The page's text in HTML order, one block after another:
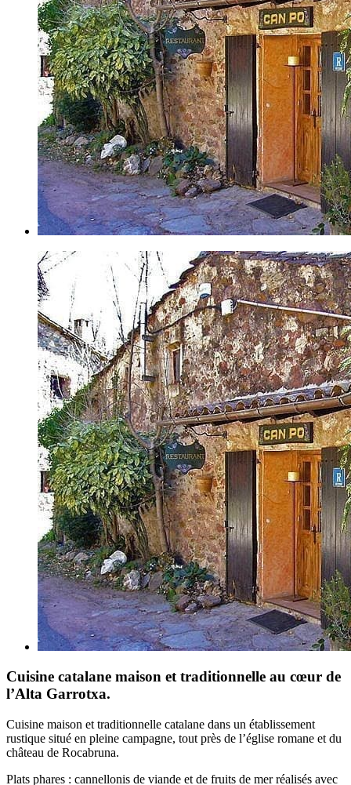
Cuisine catalane maison et traditionnelle au cœur de
l’Alta Garrotxa.
Cuisine maison et traditionnelle catalane dans un établissement
rustique situé en pleine campagne, tout près de l’église romane et du
château de Rocabruna.
Plats phares : cannellonis de viande et de fruits de mer réalisés avec